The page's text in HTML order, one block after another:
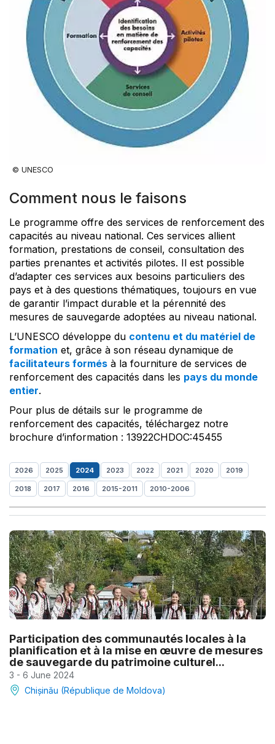
© UNESCO
Comment nous le faisons
Le programme offre des services de renforcement des
capacités au niveau national. Ces services allient
formation, prestations de conseil, consultation des
parties prenantes et activités pilotes. Il est possible
d’adapter ces services aux besoins particuliers des
pays et à des questions thématiques, toujours en vue
de garantir l’impact durable et la pérennité des
mesures de sauvegarde adoptées au niveau national.
L’UNESCO développe du contenu et du matériel de
formation et, grâce à son réseau dynamique de
facilitateurs formés à la fourniture de services de
renforcement des capacités dans les pays du monde
entier.
Pour plus de détails sur le programme de
renforcement des capacités, téléchargez notre
brochure d’information : 13922CHDOC:45455
2026 2025 2024 2023 2022 2021 2020 2019
2018 2017 2016 2015-2011 2010-2006
Participation des communautés locales à la
planification et à la mise en œuvre de mesures
de sauvegarde du patrimoine culturel...
3 - 6 June 2024
Chișinău (République de Moldova)